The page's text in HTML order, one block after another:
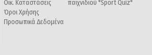
Οικ. Καταστάσεις
Όροι Χρήσης
Προσωπικά Δεδομένα
παιχνιδιού "Sport Quiz"